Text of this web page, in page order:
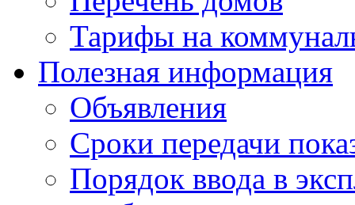
Тарифы на
Полезная информация
Объявления
Сроки передачи
Порядок ввода в